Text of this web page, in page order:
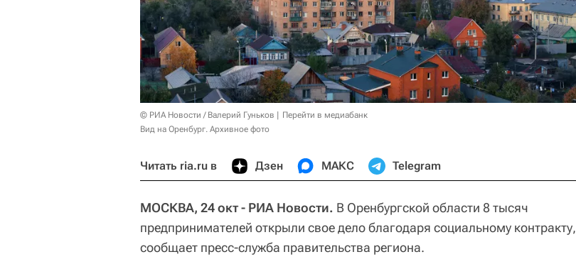
© РИА Новости / Валерий Гуньков
Перейти в медиабанк
Вид на Оренбург. Архивное фото
Читать ria.ru в Дзен МАКС Telegram
МОСКВА, 24 окт - РИА Новости. В Оренбургской области 8 тысяч
предпринимателей открыли свое дело благодаря социальному контракту,
сообщает пресс-служба правительства региона.